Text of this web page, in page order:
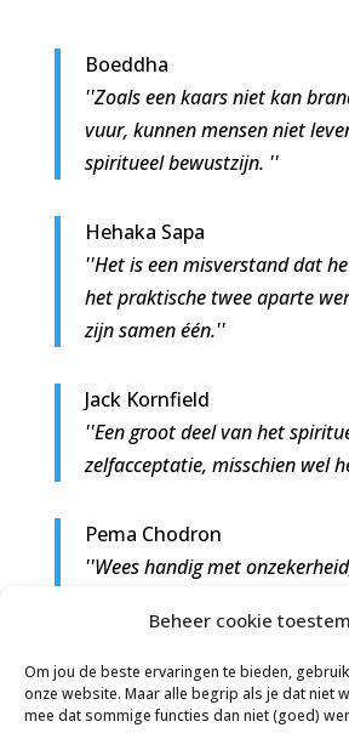
Beheer cookie
Om jou de beste ervaringen te bieden,
onze website. Maar alle begrip als je dat niet
mee dat sommige functies dan niet (goed)
Boeddha
''Zoals een kaars niet kan
vuur, kunnen mensen niet
spiritueel bewustzijn. ''
Hehaka Sapa
''Het is een misverstand dat
het praktische twee aparte
zijn samen één.''
Jack Kornfield
''Een groot deel van het
zelfacceptatie, misschien wel
Pema Chodron
''Wees handig met
spirituele pad.''
Florence Scovel Shinn